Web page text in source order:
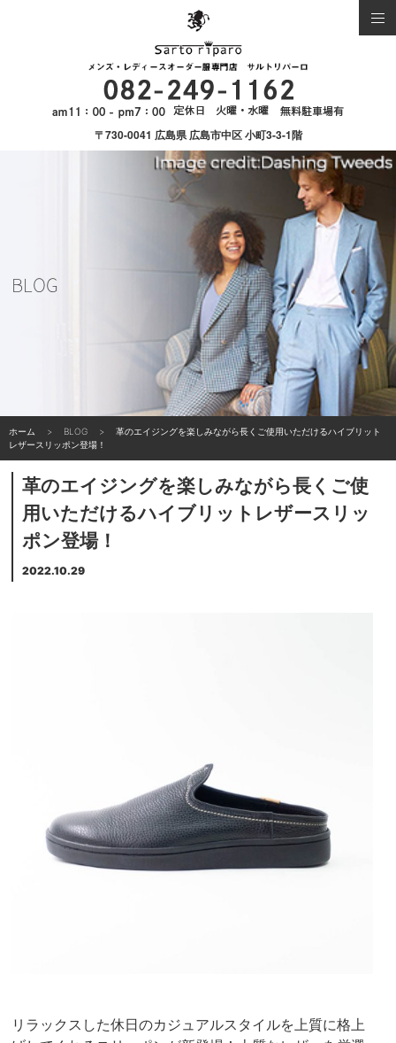
〒730-0041 広島県 広島市中区 小町3-3-1階
BLOG
ホーム BLOG
革のエイジングを楽しみながら長くご使用いただけるハイブリット
レザースリッポン登場！
革のエイジングを楽しみながら長くご使
用いただけるハイブリットレザースリッ
ポン登場！
2022.10.29
リラックスした休日のカジュアルスタイルを上質に格上